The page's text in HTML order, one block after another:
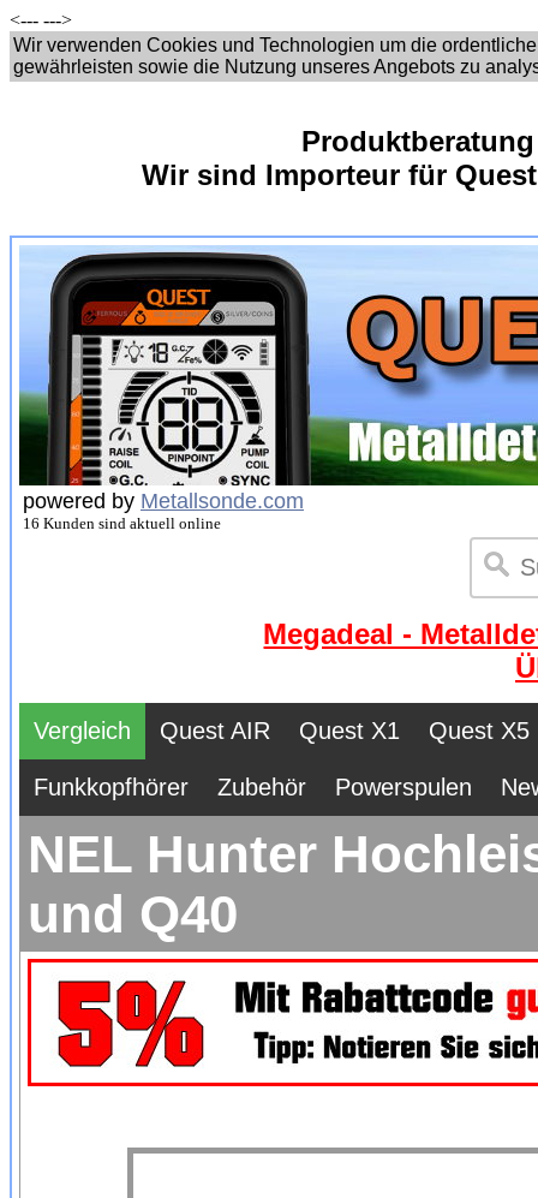
<--- --->
Wir verwenden Cookies und Technologien um die
gewährleisten sowie die Nutzung unseres Angebots zu
Wir sind Importeur für
powered by Metallsonde.com
16 Kunden sind aktuell online
Megadeal -
Vergleich Quest AIR Quest X1 Quest X5
Funkkopfhörer Zubehör Powerspulen
NEL Hunter
und Q40